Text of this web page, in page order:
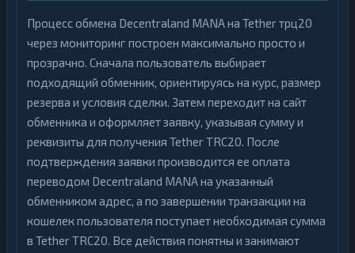
Процесс обмена Decentraland MANA на Tether трц20
через мониторинг построен максимально просто и
прозрачно. Сначала пользователь выбирает
подходящий обменник, ориентируясь на курс, размер
резерва и условия сделки. Затем переходит на сайт
обменника и оформляет заявку, указывая сумму и
реквизиты для получения Tether TRC20. После
подтверждения заявки производится ее оплата
переводом Decentraland MANA на указанный
обменником адрес, а по завершении транзакции на
кошелек пользователя поступает необходимая сумма
в Tether TRC20. Все действия понятны и занимают